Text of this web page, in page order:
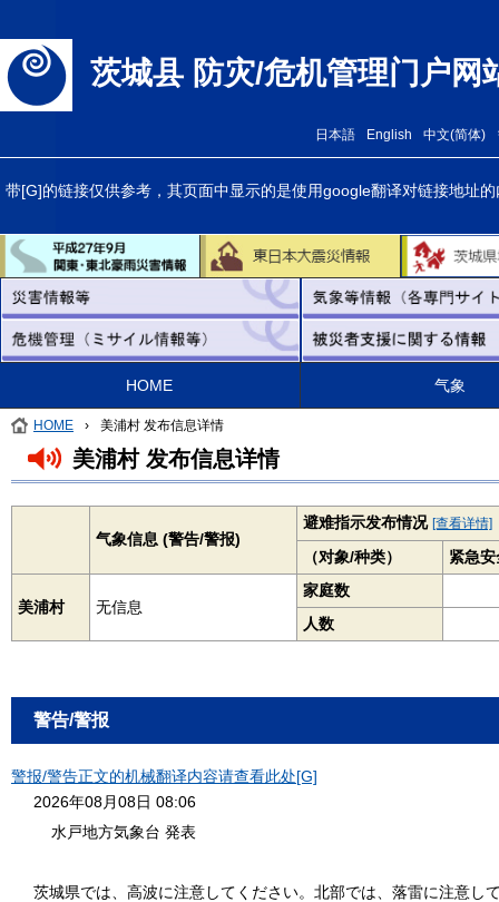
茨城县 防灾/危机管理门户网
日本語 English 中文(简体)
带[G]的链接仅供参考，其页面中显示的是使用google翻译对链接地址
HOME 气象
HOME › 美浦村 发布信息详情
美浦村 发布信息详情
气象信息 (警告/警报)
避难指示发布情况 [查看详情]
（对象/种类） 紧急
美浦村 无信息
家庭数
人数
警告/警报
警报/警告正文的机械翻译内容请查看此处[G]
2026年08月08日 08:06
水戸地方気象台 発表
茨城県では、高波に注意してください。北部では、落雷に注意し